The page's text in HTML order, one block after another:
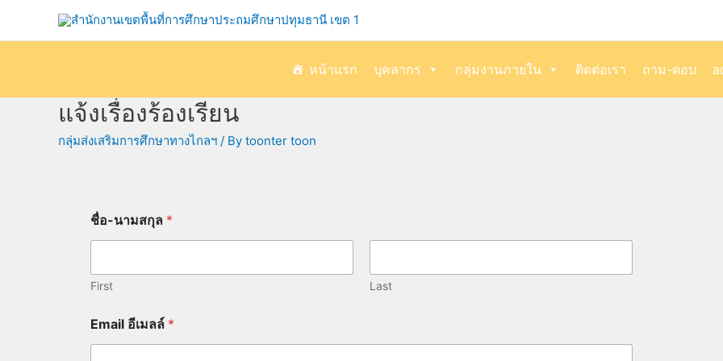
หน้าแรก บุคลากร กลุ่มงานภายใน ติดต่อเรา ถาม-ตอบ
แจ้งเรื่องร้องเรียน
กลุ่มส่งเสริมการศึกษาทางไกลฯ / By toonter toon
ชื่อ-นามสกุล *
First Last
อ
ค
Email อีเมลล์ *